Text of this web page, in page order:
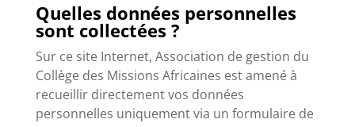
Quelles données personnelles
sont collectées ?
Sur ce site Internet, Association de gestion du
Collège des Missions Africaines est amené à
recueillir directement vos données
personnelles uniquement via un formulaire de